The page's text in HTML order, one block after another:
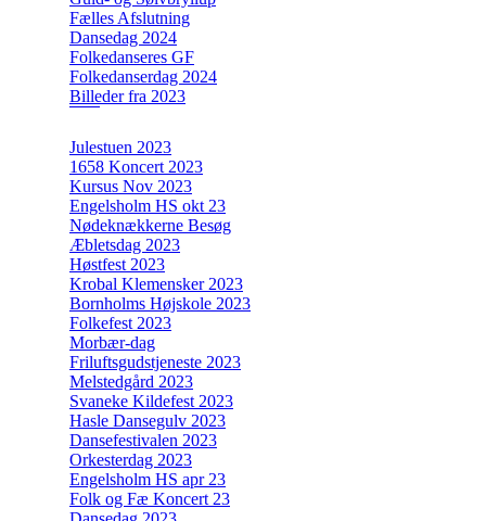
Fælles Afslutning
Dansedag 2024
Folkedanseres GF
Folkedanserdag 2024
Billeder fra 2023
Julestuen 2023
1658 Koncert 2023
Kursus Nov 2023
Engelsholm HS okt 23
Nødeknækkerne Besøg
Æbletsdag 2023
Høstfest 2023
Krobal Klemensker 2023
Bornholms Højskole 2023
Folkefest 2023
Morbær-dag
Friluftsgudstjeneste 2023
Melstedgård 2023
Svaneke Kildefest 2023
Hasle Dansegulv 2023
Dansefestivalen 2023
Orkesterdag 2023
Engelsholm HS apr 23
Folk og Fæ Koncert 23